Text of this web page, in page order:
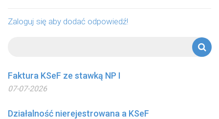
Zaloguj się aby dodać odpowiedź!
Faktura KSeF ze stawką NP I
07-07-2026
Działalność nierejestrowana a KSeF